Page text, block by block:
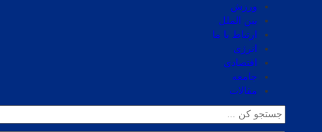
ورزش
بین الملل
ارتباط با ما
انرژی
اقتصادی
جامعه
مقالات